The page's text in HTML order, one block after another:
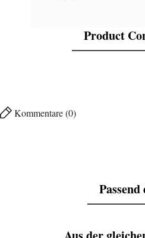
Product
Kommentare (0)
Passend